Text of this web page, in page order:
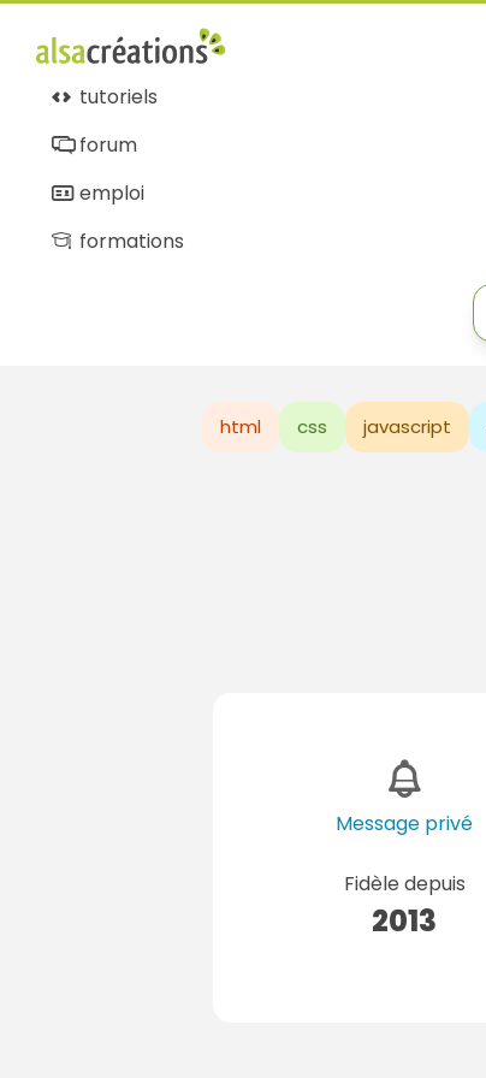
tutoriels
forum
emploi
formations
html css javascript
Message privé
Fidèle depuis
2013